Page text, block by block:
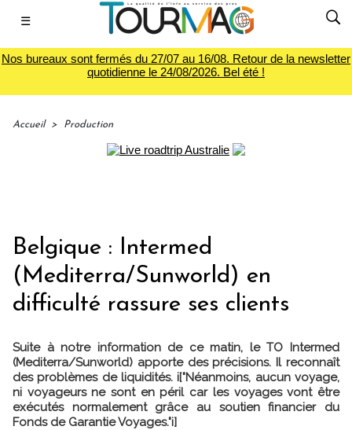
☰
Nos bureaux sont fermés du 27/07 au 16/08. Retour de la newsletter
quotidienne le 24/08/2026. Bel été !
Accueil > Production
Belgique : Intermed
(Mediterra/Sunworld) en
difficulté rassure ses clients
Suite à notre information de ce matin, le TO Intermed
(Mediterra/Sunworld) apporte des précisions. Il reconnaît
des problèmes de liquidités. i["Néanmoins, aucun voyage,
ni voyageurs ne sont en péril car les voyages vont être
exécutés normalement grâce au soutien financier du
Fonds de Garantie Voyages."i]